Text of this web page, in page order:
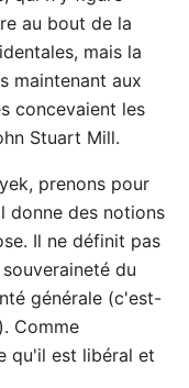
au bout de la
mais la
maintenant aux
concevaient les
Stuart Mill.
prenons pour
donne des notions
Il ne définit pas
du
générale (c'est-
Comme
qu'il est libéral et